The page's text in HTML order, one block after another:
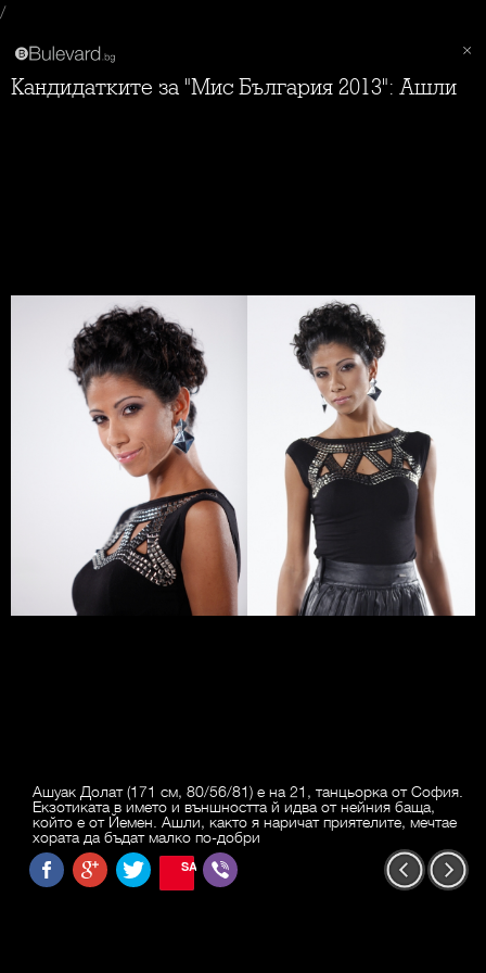
/
Кандидатките за "Мис България 2013": Ашли
Ашуак Долат (171 см, 80/56/81) е на 21, танцьорка от София.
Екзотиката в името и външността й идва от нейния баща,
който е от Йемен. Ашли, както я наричат приятелите, мечтае
хората да бъдат малко по-добри
SAVE